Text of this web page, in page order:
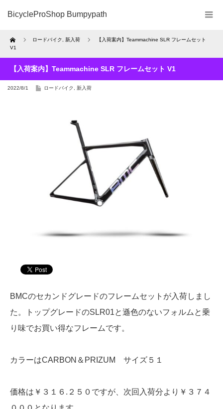
BicycleProShop Bumpypath
Home ロードバイク 新入荷
【入荷案内】Teammachine SLR フレームセット
V1
【入荷案内】Teammachine SLR フレームセット V1
2022/8/1 ロードバイク 新入荷
BMCのセカンドグレードのフレームセットが入荷しまし
た。トップグレードのSLR01と遜色のないフォルムと乗
り味でお買い得なフレームです。
カラーはCARBON＆PRIZUM サイズ５１
価格は￥３１６.２５０ですが、次回入荷分より￥３７４